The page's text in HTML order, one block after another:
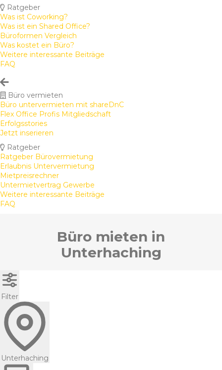
Ratgeber
Was ist Coworking?
Was ist ein Shared Office?
Büroformen Vergleich
Was kostet ein Büro?
Weitere interessante Beiträge
FAQ
Büro vermieten
Büro untervermieten mit shareDnC
Flex Office Profis Mitgliedschaft
Erfolgsstories
Jetzt inserieren
Ratgeber
Ratgeber Bürovermietung
Erlaubnis Untervermietung
Mietpreisrechner
Untermietvertrag Gewerbe
Weitere interessante Beiträge
FAQ
Büro mieten in
Unterhaching
Filter
Unterhaching